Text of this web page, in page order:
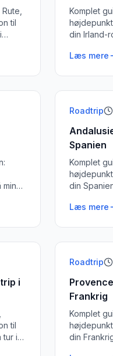
til
Komplet
din Irland-
Læs mere
min
Roadtrip
Spanien
Komplet
din
Læs mere
i
til
tur i
Roadtrip
Frankrig
Komplet
din